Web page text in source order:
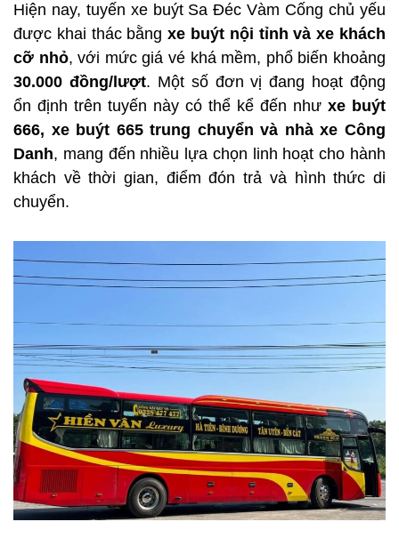
Hiện nay, tuyến xe buýt Sa Đéc Vàm Cống chủ yếu
được khai thác bằngxe buýt nội tỉnh và xe khách
cỡ nhỏ, với mức giá vé khá mềm, phổ biến khoảng
30.000 đồng/lượt. Một số đơn vị đang hoạt động
ổn định trên tuyến này có thể kể đến như xe buýt
666, xe buýt 665 trung chuyển và nhà xe Công
Danh, mang đến nhiều lựa chọn linh hoạt cho hành
khách về thời gian, điểm đón trả và hình thức di
chuyển.